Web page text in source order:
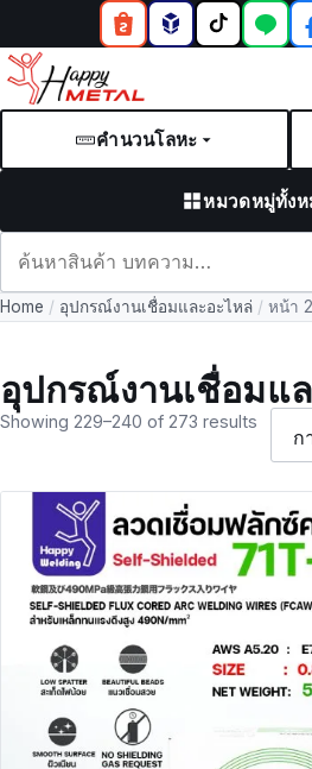
คำนวนโลหะ
หมวดหมู่ทั้ง
และ
Home / อุปกรณ์งานเชื่อมและอะไหล่ / หน้า
อุปกรณ์งานเชื่อมแ
Showing 229–240 of 273 results